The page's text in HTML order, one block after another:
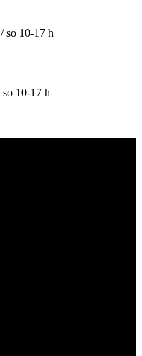
so 10-17 h
10-17 h